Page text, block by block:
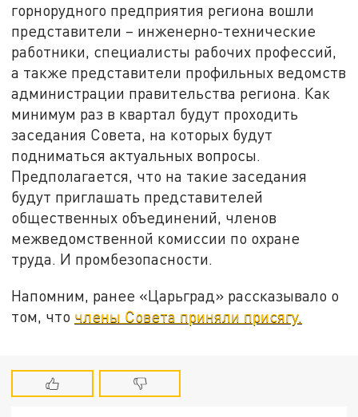
горнорудного предприятия региона вошли
представители – инженерно-технические
работники, специалисты рабочих профессий,
а также представители профильных ведомств
администрации правительства региона. Как
минимум раз в квартал будут проходить
заседания Совета, на которых будут
подниматься актуальных вопросы.
Предполагается, что на такие заседания
будут приглашать представителей
общественных объединений, членов
межведомственной комиссии по охране
труда. И промбезопасности.
Напомним, ранее «Царьград» рассказывало о
том, что члены Совета приняли присягу.